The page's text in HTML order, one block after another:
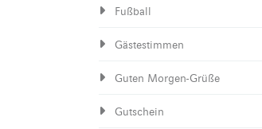
Fußball
Gästestimmen
Guten Morgen-Grüße
Gutschein